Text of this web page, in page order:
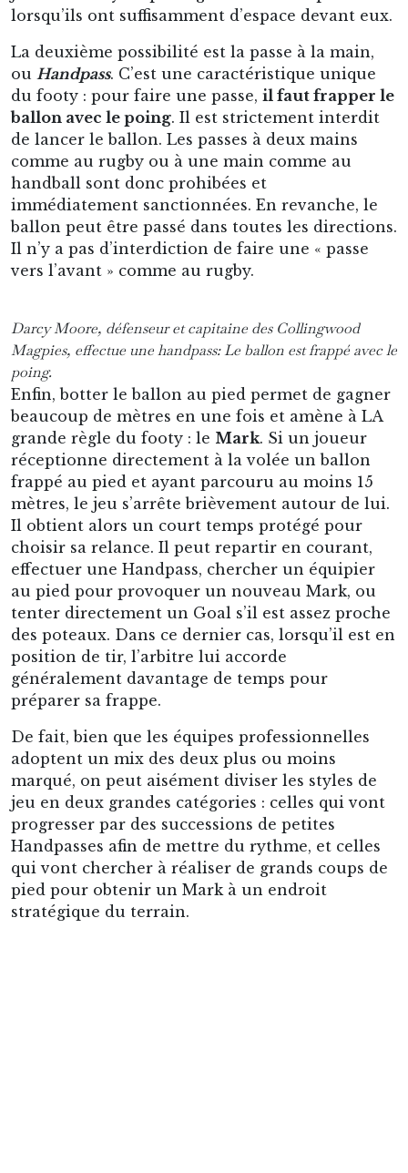
lorsqu’ils ont suffisamment d’espace devant eux.
La deuxième possibilité est la passe à la main,
ou Handpass. C’est une caractéristique unique
du footy : pour faire une passe, il faut frapper le
ballon avec le poing. Il est strictement interdit
de lancer le ballon. Les passes à deux mains
comme au rugby ou à une main comme au
handball sont donc prohibées et
immédiatement sanctionnées. En revanche, le
ballon peut être passé dans toutes les directions.
Il n’y a pas d’interdiction de faire une « passe
vers l’avant » comme au rugby.
Darcy Moore, défenseur et capitaine des Collingwood
Magpies, effectue une handpass: Le ballon est frappé avec le
poing.
Enfin, botter le ballon au pied permet de gagner
beaucoup de mètres en une fois et amène à LA
grande règle du footy : le Mark. Si un joueur
réceptionne directement à la volée un ballon
frappé au pied et ayant parcouru au moins 15
mètres, le jeu s’arrête brièvement autour de lui.
Il obtient alors un court temps protégé pour
choisir sa relance. Il peut repartir en courant,
effectuer une Handpass, chercher un équipier
au pied pour provoquer un nouveau Mark, ou
tenter directement un Goal s’il est assez proche
des poteaux. Dans ce dernier cas, lorsqu’il est en
position de tir, l’arbitre lui accorde
généralement davantage de temps pour
préparer sa frappe.
De fait, bien que les équipes professionnelles
adoptent un mix des deux plus ou moins
marqué, on peut aisément diviser les styles de
jeu en deux grandes catégories : celles qui vont
progresser par des successions de petites
Handpasses afin de mettre du rythme, et celles
qui vont chercher à réaliser de grands coups de
pied pour obtenir un Mark à un endroit
stratégique du terrain.